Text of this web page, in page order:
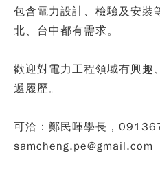
包含電力設計、檢驗及安裝
北、台中都有需求。
歡迎對電力工程領域有興趣
遞履歷。
可洽：鄭民暉學長，
samcheng.pe@gmail.com